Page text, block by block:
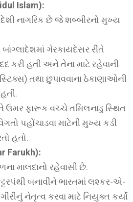
Islam):
નાગરિક છે જે શબ્બીરનો મુખ્ય
ગેરકાયદેસર રીતે
કરી હતી અને તેના માટે રહેવાની
તથા છુપાવવાના ઠેકાણાઓની
ઉમર ફારૂક વચ્ચે તમિલનાડુ સ્થિત
પહોંચાડવા માટેની મુખ્ય કડી
હતો.
Farukh):
માલદાનો રહેવાસી છે.
બનાવીને ભારતમાં લશ્કર-એ-
નેતૃત્વ કરવા માટે નિયુક્ત કર્યો